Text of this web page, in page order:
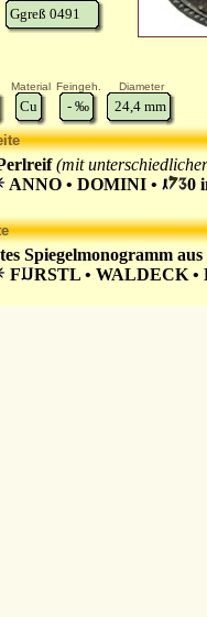
Ggreß 0491
Material Feingeh. Diameter
Cu - ‰ 24,4 mm
(mit
ANNO • DOMINI • 0
Spiegelmonogramm
F RSTL • WALDECK